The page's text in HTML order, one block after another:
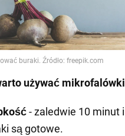
używać mikrofalówki
- zaledwie 10 minut i
są gotowe.